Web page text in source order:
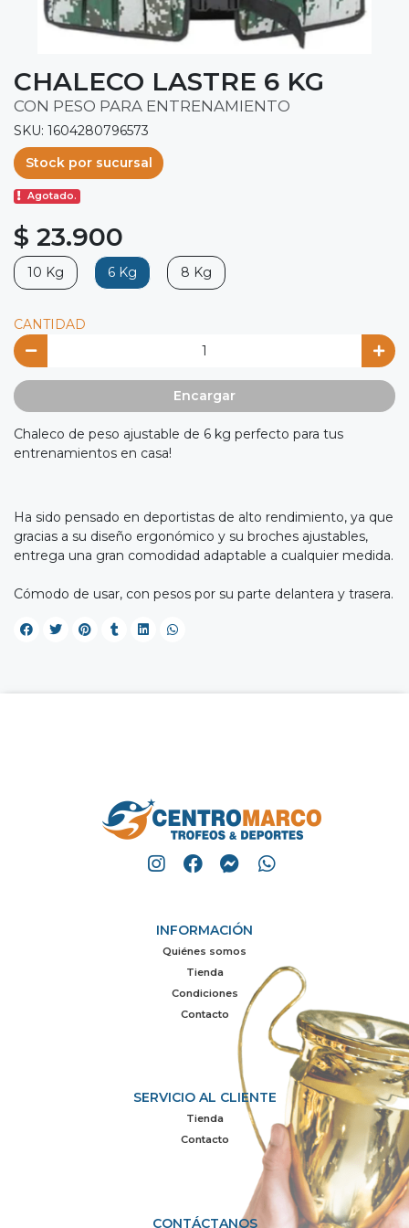
CHALECO LASTRE 6 KG
CON PESO PARA ENTRENAMIENTO
SKU: 1604280796573
Stock por sucursal
Agotado.
$ 23.900
10 Kg 6 Kg 8 Kg
CANTIDAD
Encargar
Chaleco de peso ajustable de 6 kg perfecto para tus
entrenamientos en casa!
Ha sido pensado en deportistas de alto rendimiento, ya que
gracias a su diseño ergonómico y su broches ajustables,
entrega una gran comodidad adaptable a cualquier medida.
Cómodo de usar, con pesos por su parte delantera y trasera.
INFORMACIÓN
Quiénes somos
Tienda
Condiciones
Contacto
SERVICIO AL CLIENTE
Tienda
Contacto
CONTÁCTANOS